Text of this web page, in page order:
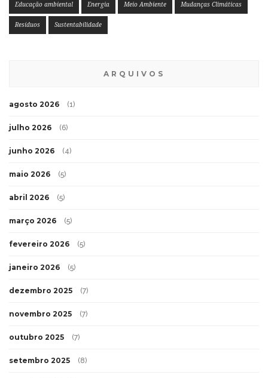
Educação ambiental Energia Meio Ambiente Mudanças Climáticas
Resíduos Sustentabilidade
ARQUIVOS
agosto 2026 (1)
julho 2026 (6)
junho 2026 (4)
maio 2026 (5)
abril 2026 (5)
março 2026 (5)
fevereiro 2026 (5)
janeiro 2026 (5)
dezembro 2025 (7)
novembro 2025 (7)
outubro 2025 (7)
setembro 2025 (8)